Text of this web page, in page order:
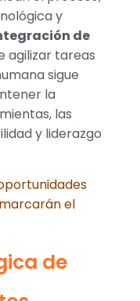
y
de
agilizar tareas
sigue
la
las
y liderazgo
el
de